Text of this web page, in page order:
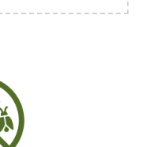
限持照業者使用。